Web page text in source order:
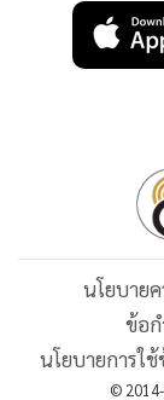
นโยบาย
ข้อก
นโยบายการใ
©